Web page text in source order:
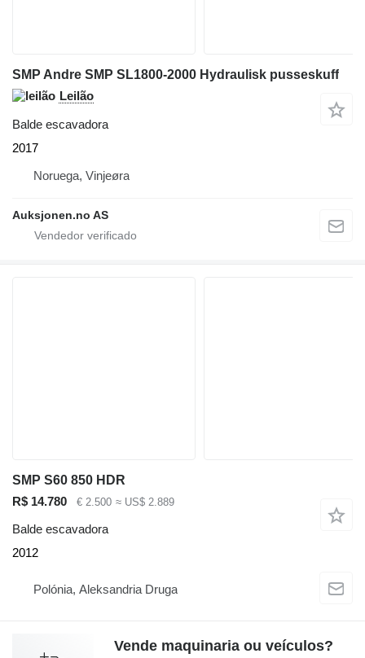
SMP Andre SMP SL1800-2000 Hydraulisk pusseskuff
Leilão
Balde escavadora
2017
Noruega, Vinjeøra
Auksjonen.no AS
SMP S60 850 HDR
R$ 14.780
€ 2.500 ≈ US$ 2.889
Balde escavadora
2012
Polónia, Aleksandria Druga
Vende maquinaria ou veículos?